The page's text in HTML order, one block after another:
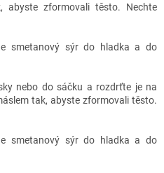
abyste zformovali těsto. Nechte
smetanový sýr do hladka a do
nebo do sáčku a rozdrťte je na
tak, abyste zformovali těsto.
smetanový sýr do hladka a do